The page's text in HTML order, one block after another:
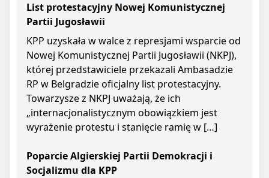
List protestacyjny Nowej Komunistycznej
Partii Jugosławii
KPP uzyskała w walce z represjami wsparcie od
Nowej Komunistycznej Partii Jugosławii (NKPJ),
której przedstawiciele przekazali Ambasadzie
RP w Belgradzie oficjalny list protestacyjny.
Towarzysze z NKPJ uważają, że ich
„internacjonalistycznym obowiązkiem jest
wyrażenie protestu i stanięcie ramię w […]
Poparcie Algierskiej Partii Demokracji i
Socjalizmu dla KPP